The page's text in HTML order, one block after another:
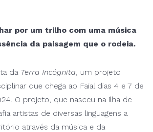
por um trilho com uma música
da paisagem que o rodeia.
da Terra Incógnita, um projeto
que chega ao Faial dias 4 e 7 de
O projeto, que nasceu na ilha de
artistas de diversas linguagens a
através da música e da